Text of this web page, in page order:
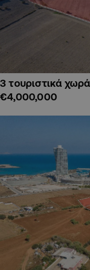
3 τουριστικά
€4,000,000